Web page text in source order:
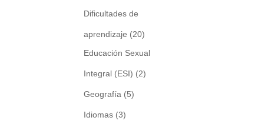
Dificultades de
aprendizaje (20)
Educación Sexual
Integral (ESI) (2)
Geografía (5)
Idiomas (3)